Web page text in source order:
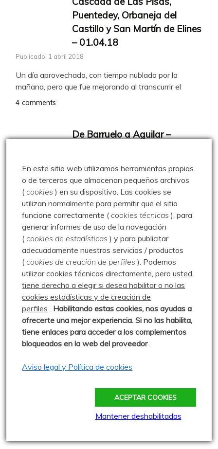
Puentedey, Orbaneja del
Castillo y San Martín de Elines
– 01.04.18
Publicado: 1 abril 2018
Un día aprovechado, con tiempo nublado por la
mañana, pero que fue mejorando al transcurrir el
4 comments
De Barruelo a Aguilar –
Otro paseo repetido en este blog, la
travesía de Barruelo a Aguilar por las Lastras, camino
0 comentarios
Vuelta al Cueto de Comunales
– 17.02.24
Publicado: 17 febrero 2024
Aprovechando el buen tiempo,
decidimos dar una vuelta al Cueto de Comunales, para
empezar a hacer
0 comentarios
María – 30.04.08
Paseo primaveral por el robledal del
Vallejo de las Rozas, que nos lleva desde Salinas de
En este sitio web utilizamos herramientas propias
o de terceros que almacenan pequeños archivos
(cookies ) en su dispositivo. Las cookies se
utilizan normalmente para permitir que el sitio
funcione correctamente (cookies técnicas ), para
generar informes de uso de la navegación
(cookies de estadísticas ) y para publicitar
adecuadamente nuestros servicios / productos
(cookies de creación de perfiles ). Podemos
utilizar cookies técnicas directamente, perousted
tiene derecho a elegir si desea habilitar o no las
cookies estadísticas y de creación de
perfiles . Habilitando estas cookies, nos ayudas a
ofrecerte una mejor experiencia. Si no las habilita,
tiene enlaces para acceder a los complementos
bloqueados en la web del proveedor.
Aviso legal y Política de cookies
ACEPTAR COOKIES
Mantener deshabilitadas